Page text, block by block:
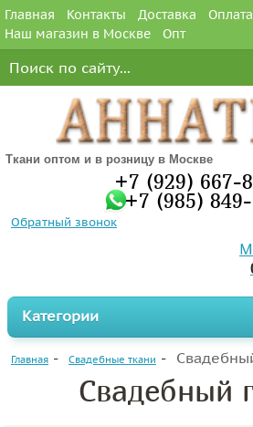
Главная Контакты Доставка Оплата
Наш магазин в Москве
Опт
Ткани оптом и в розницу в Москве
+7 (929) 667-
+7 (985)
Обратный звонок
Категории
Главная Свадебные ткани
Свадебный